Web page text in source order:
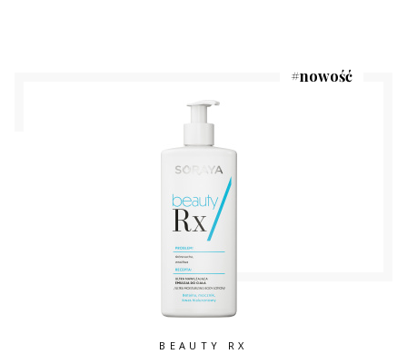
#nowość
BEAUTY RX